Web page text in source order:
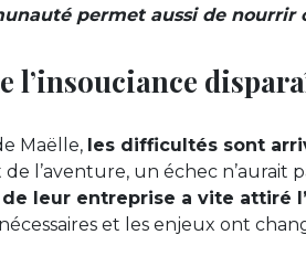
permet aussi de nourrir
l’insouciance
Maëlle, les difficultés sont
de l’aventure, un échec n’aurait
leur entreprise a vite attiré
et les enjeux ont